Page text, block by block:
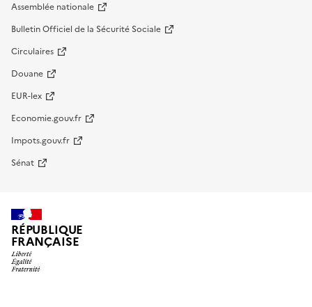
Assemblée nationale
Bulletin Officiel de la Sécurité Sociale
Circulaires
Douane
EUR-lex
Economie.gouv.fr
Impots.gouv.fr
Sénat
RÉPUBLIQUE
FRANÇAISE